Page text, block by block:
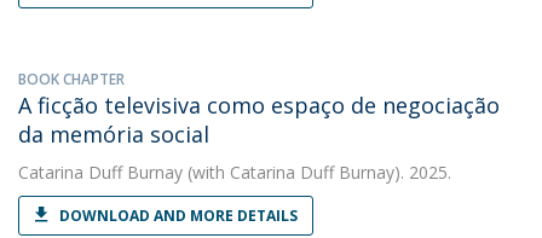
BOOK CHAPTER
A ficção televisiva como espaço de negociação
da memória social
Catarina Duff Burnay (with Catarina Duff Burnay). 2025.
DOWNLOAD AND MORE DETAILS